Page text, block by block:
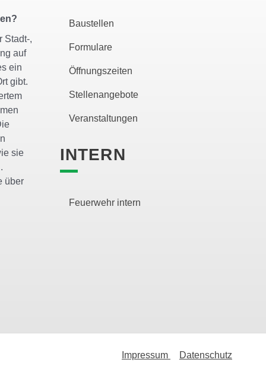
Stadt-,
auf
ein
gibt.
sie
über
Baustellen
Formulare
Öffnungszeiten
Stellenangebote
Veranstaltungen
INTERN
Feuerwehr intern
Impressum Datenschutz